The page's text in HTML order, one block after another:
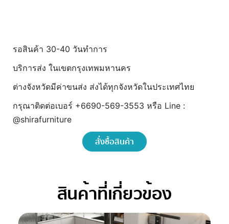
รอสินค้า 30-40 วันทำการ
บริการส่ง ในเขตกรุงเทพมหานคร
ต่างจังหวัดมีค่าขนส่ง ส่งได้ทุกจังหวัดในประเทศไทย
กรุณาติดต่อเบอร์ +6690-569-3553 หรือ Line :
@shirafurniture
สั่งซื้อสินค้า
สินค้าที่เกี่ยวข้อง